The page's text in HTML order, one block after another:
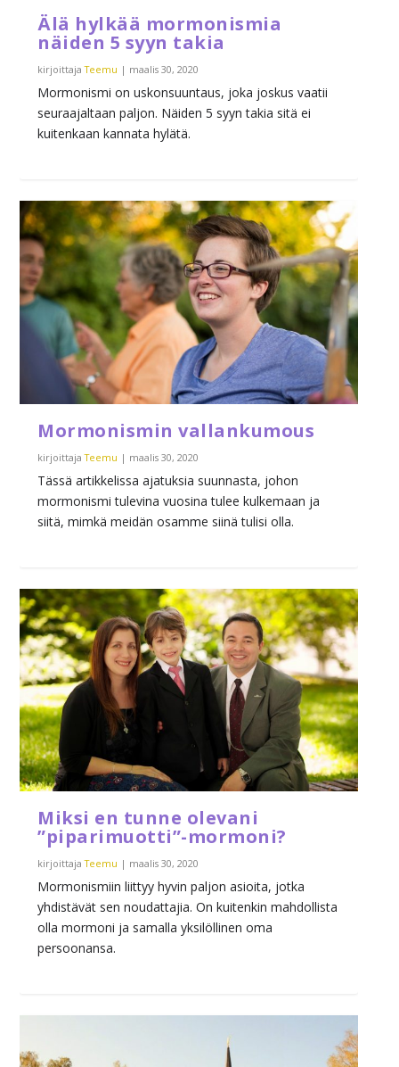
Älä hylkää mormonismia
näiden 5 syyn takia
kirjoittajaTeemu | maalis 30, 2020
Mormonismi on uskonsuuntaus, joka joskus vaatii
seuraajaltaan paljon. Näiden 5 syyn takia sitä ei
kuitenkaan kannata hylätä.
Mormonismin vallankumous
kirjoittajaTeemu | maalis 30, 2020
Tässä artikkelissa ajatuksia suunnasta, johon
mormonismi tulevina vuosina tulee kulkemaan ja
siitä, mimkä meidän osamme siinä tulisi olla.
Miksi en tunne olevani
”piparimuotti”-mormoni?
kirjoittajaTeemu | maalis 30, 2020
Mormonismiin liittyy hyvin paljon asioita, jotka
yhdistävät sen noudattajia. On kuitenkin mahdollista
olla mormoni ja samalla yksilöllinen oma
persoonansa.